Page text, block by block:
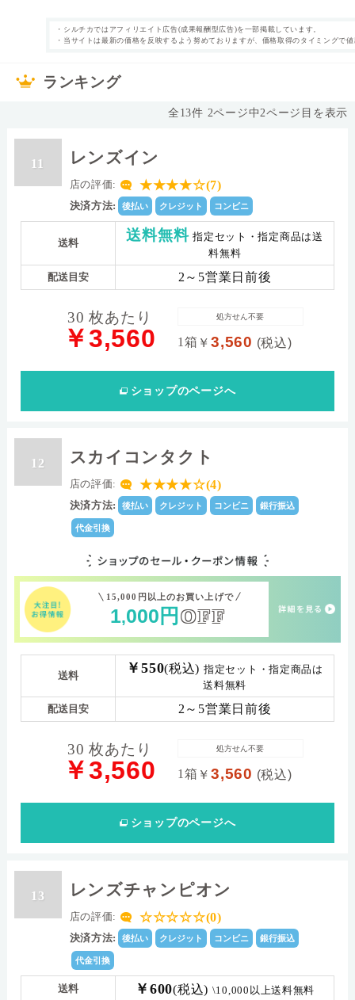
1日使い捨て タイプ 遠近両用
表裏表示 なし
直径 14.0mm
中心厚(-3.00D) 0.1
Dk値(酸素透過係
26.0
(+)5.00D～(+)0.00（0.25Dstep),(-)0.25D～
(-)10.00D（0.25step)
・シルチカではアフィリエイト広告(成果報酬型広告)を一部掲載しています。
・当サイトは最新の価格を反映するよう努めておりますが、価格取得のタイミングで
ランキング
全13件 2ページ中2ページ目を表示
11 レンズイン
店の評価: ★★★★☆(7)
決済方法: 後払い クレジット コンビニ
送料 送料無料 指定セット・指定商品は送
料無料
配送目安 2～5営業日前後
30 枚あたり
￥3,560 1箱 ￥3,560 (税込)
処方せん不要
ショップのページへ
12 スカイコンタクト
店の評価: ★★★★☆(4)
決済方法: 後払い クレジット コンビニ 銀行振込
代金引換
15,000円以上のお買い上げで
1,000 円 OFF
送料 ￥550(税込) 指定セット・指定商品は
送料無料
配送目安 2～5営業日前後
30 枚あたり
￥3,560 1箱 ￥3,560 (税込)
処方せん不要
ショップのページへ
13 レンズチャンピオン
店の評価: ☆☆☆☆☆(0)
決済方法: 後払い クレジット コンビニ 銀行振込
代金引換
送料 ￥600(税込) \10,000以上送料無料